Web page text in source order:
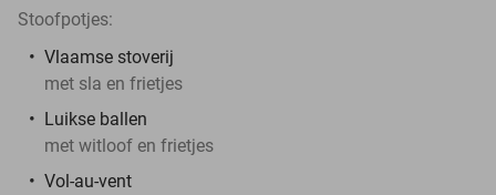
Stoofpotjes:
Vlaamse stoverij
met sla en frietjes
Luikse ballen
met witloof en frietjes
Vol-au-vent